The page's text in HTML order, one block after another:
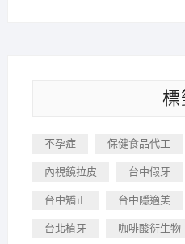
標
不孕症 保健食品代工
內視鏡拉皮 台中假牙
台中矯正 台中隱適美
台北植牙 咖啡酸衍生物